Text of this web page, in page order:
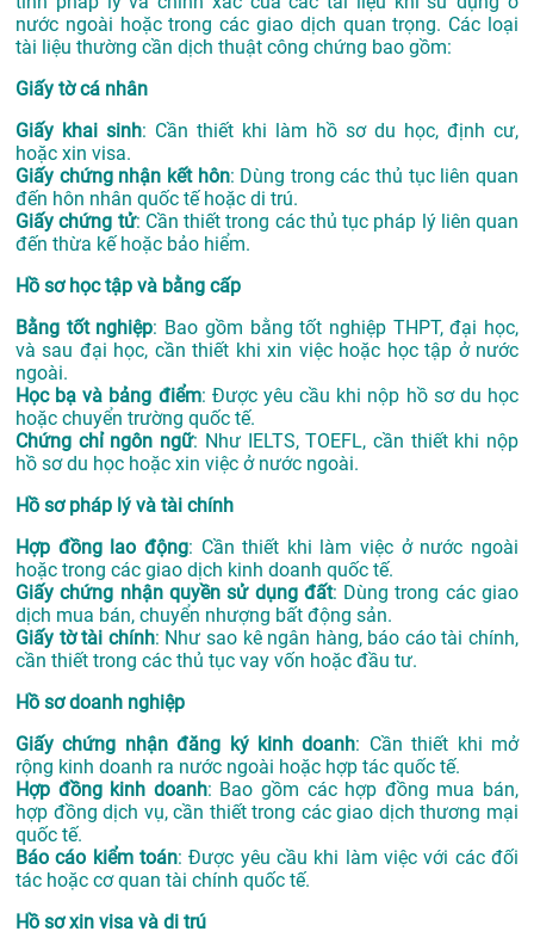
nước ngoài hoặc trong các giao dịch quan trọng. Các loại
tài liệu thường cần dịch thuật công chứng bao gồm:
Giấy tờ cá nhân
Giấy khai sinh: Cần thiết khi làm hồ sơ du học, định cư,
hoặc xin visa.
Giấy chứng nhận kết hôn: Dùng trong các thủ tục liên quan
đến hôn nhân quốc tế hoặc di trú.
Giấy chứng tử: Cần thiết trong các thủ tục pháp lý liên quan
đến thừa kế hoặc bảo hiểm.
Hồ sơ học tập và bằng cấp
Bằng tốt nghiệp: Bao gồm bằng tốt nghiệp THPT, đại học,
và sau đại học, cần thiết khi xin việc hoặc học tập ở nước
ngoài.
Học bạ và bảng điểm: Được yêu cầu khi nộp hồ sơ du học
hoặc chuyển trường quốc tế.
Chứng chỉ ngôn ngữ: Như IELTS, TOEFL, cần thiết khi nộp
hồ sơ du học hoặc xin việc ở nước ngoài.
Hồ sơ pháp lý và tài chính
Hợp đồng lao động: Cần thiết khi làm việc ở nước ngoài
hoặc trong các giao dịch kinh doanh quốc tế.
Giấy chứng nhận quyền sử dụng đất: Dùng trong các giao
dịch mua bán, chuyển nhượng bất động sản.
Giấy tờ tài chính: Như sao kê ngân hàng, báo cáo tài chính,
cần thiết trong các thủ tục vay vốn hoặc đầu tư.
Hồ sơ doanh nghiệp
Giấy chứng nhận đăng ký kinh doanh: Cần thiết khi mở
rộng kinh doanh ra nước ngoài hoặc hợp tác quốc tế.
Hợp đồng kinh doanh: Bao gồm các hợp đồng mua bán,
hợp đồng dịch vụ, cần thiết trong các giao dịch thương mại
quốc tế.
Báo cáo kiểm toán: Được yêu cầu khi làm việc với các đối
tác hoặc cơ quan tài chính quốc tế.
Hồ sơ xin visa và di trú